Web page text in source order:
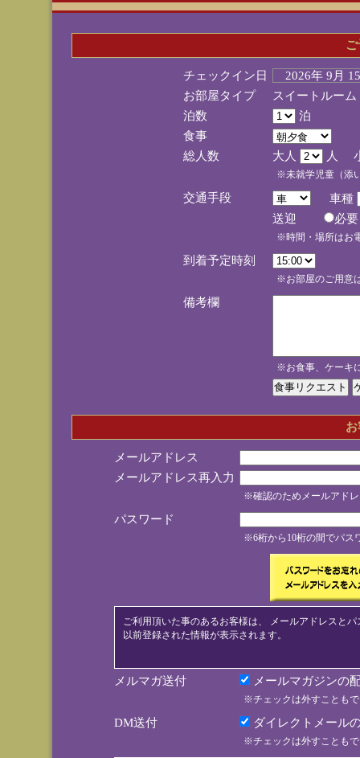
チェックイン日
2026年 9月
お部屋タイプ
スイートルー
泊数
泊
食事
総人数
大人 人
※未就学児童（添
交通手段
車種
送迎
※時間・場所はお
到着予定時刻
※お部屋のご用意
備考欄
※お食事、ケーキ
メールアドレス
メールアドレス再入力
※確認のためメールアド
パスワード
※6桁から10桁の間でパス
ご利用頂いた事のあるお客様は、 メールアドレスと
以前登録された情報が表示されます。
メルマガ送付 メールマガジンの
※チェックは外すことも
DM送付 ダイレクトメール
※チェックは外すことも